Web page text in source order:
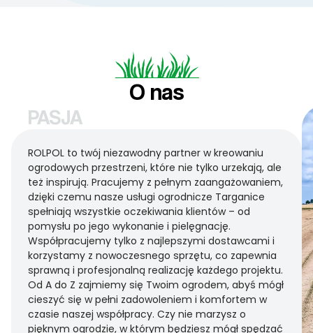
O nas
PASJA
ROLPOL to twój niezawodny partner w kreowaniu
ogrodowych przestrzeni, które nie tylko urzekają, ale
też inspirują. Pracujemy z pełnym zaangażowaniem,
dzięki czemu nasze usługi ogrodnicze Targanice
spełniają wszystkie oczekiwania klientów – od
pomysłu po jego wykonanie i pielęgnację.
Współpracujemy tylko z najlepszymi dostawcami i
korzystamy z nowoczesnego sprzętu, co zapewnia
sprawną i profesjonalną realizację każdego projektu.
Od A do Z zajmiemy się Twoim ogrodem, abyś mógł
cieszyć się w pełni zadowoleniem i komfortem w
czasie naszej współpracy. Czy nie marzysz o
pięknym ogrodzie, w którym będziesz mógł spędzać